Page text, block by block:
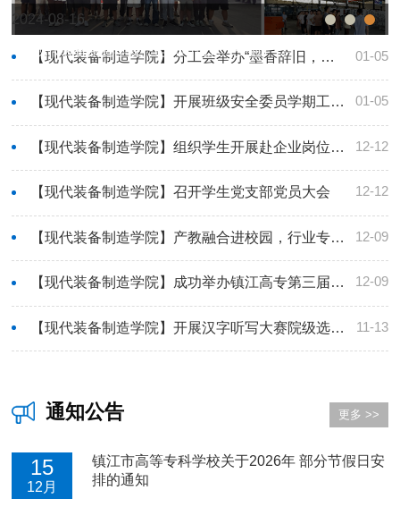
2024-08-16
【现代装备制造学院、电气与信息（交通）学
院】联合组织2022级顶岗实习学生开展访企行
01-05
【现代装备制造学院】分工会举办“墨香辞旧，策马迎新”迎新年写春联活动
01-05
【现代装备制造学院】开展班级安全委员学期工作总结会
12-12
【现代装备制造学院】组织学生开展赴企业岗位见习实践活动
12-12
【现代装备制造学院】召开学生党支部党员大会
12-09
【现代装备制造学院】产教融合进校园，行业专家授新知
12-09
【现代装备制造学院】成功举办镇江高专第三届汉字听写大赛
11-13
【现代装备制造学院】开展汉字听写大赛院级选拔赛
通知公告 更多 >>
15
12月
镇江市高等专科学校关于2026年 部分节假日安
排的通知